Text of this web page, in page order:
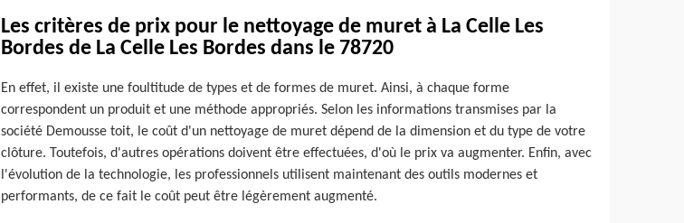
Les critères de prix pour le nettoyage de muret à La Celle Les
Bordes de La Celle Les Bordes dans le 78720
En effet, il existe une foultitude de types et de formes de muret. Ainsi, à chaque forme
correspondent un produit et une méthode appropriés. Selon les informations transmises par la
société Demousse toit, le coût d'un nettoyage de muret dépend de la dimension et du type de votre
clôture. Toutefois, d'autres opérations doivent être effectuées, d'où le prix va augmenter. Enfin, avec
l'évolution de la technologie, les professionnels utilisent maintenant des outils modernes et
performants, de ce fait le coût peut être légèrement augmenté.